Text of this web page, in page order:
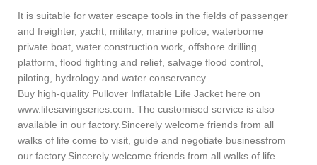
It is suitable for water escape tools in the fields of passenger
and freighter, yacht, military, marine police, waterborne
private boat, water construction work, offshore drilling
platform, flood fighting and relief, salvage flood control,
piloting, hydrology and water conservancy.
Buy high-quality Pullover Inflatable Life Jacket here on
www.lifesavingseries.com. The customised service is also
available in our factory.Sincerely welcome friends from all
walks of life come to visit, guide and negotiate businessfrom
our factory.Sincerely welcome friends from all walks of life